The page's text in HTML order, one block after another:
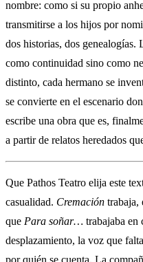
nombre: como si su propio
transmitirse a los hijos por
dos historias, dos genealogías.
como continuidad sino como
distinto, cada hermano se
se convierte en el escenario
escribe una obra que es,
a partir de relatos heredados
Que Pathos Teatro elija este
casualidad. Cremación trabaja,
que Para soñar… trabajaba en
desplazamiento, la voz que
por quién se cuenta. La